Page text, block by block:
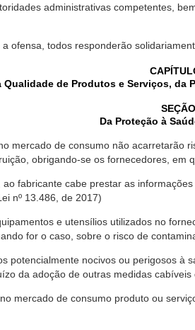
administrativas competentes,
ofensa, todos responderão
Qualidade de Produtos e Serviços, da
Da Proteção à
mercado de consumo não acarretarão
obrigando-se os fornecedores,
fabricante cabe prestar as
nº 13.486, de 2017)
e utensílios utilizados no
for o caso, sobre o risco de
potencialmente nocivos ou perigosos
da adoção de outras medidas cabíveis
mercado de consumo produto ou